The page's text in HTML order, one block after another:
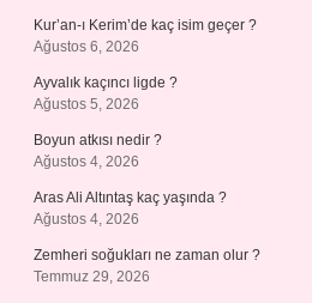
Kur’an-ı Kerim’de kaç isim geçer ?
Ağustos 6, 2026
Ayvalık kaçıncı ligde ?
Ağustos 5, 2026
Boyun atkısı nedir ?
Ağustos 4, 2026
Aras Ali Altıntaş kaç yaşında ?
Ağustos 4, 2026
Zemheri soğukları ne zaman olur ?
Temmuz 29, 2026